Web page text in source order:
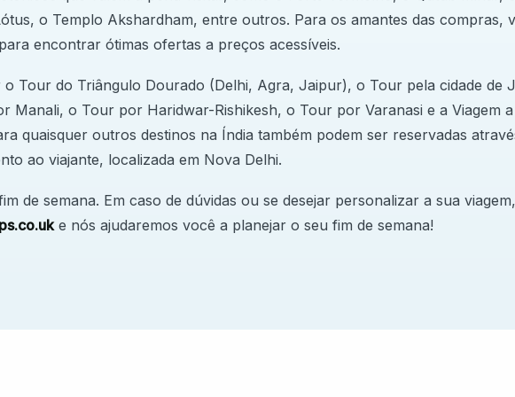
sobre eficiência, adaptabilidade e abordagens
desenvolvimento
a recursos são enfrentados, como
são tratados e como os sistemas de saúde
o Templo Akshardham, entre outros. Para os amantes das compras,
encontrar ótimas ofertas a preços acessíveis.
Tour do Triângulo Dourado (Delhi, Agra, Jaipur), o Tour pela cidade de
Manali, o Tour por Haridwar-Rishikesh, o Tour por Varanasi e a Viagem
quaisquer outros destinos na Índia também podem ser reservadas
ao viajante, localizada em Nova Delhi.
de semana. Em caso de dúvidas ou se desejar personalizar a sua
e nós ajudaremos você a planejar o seu fim de semana!